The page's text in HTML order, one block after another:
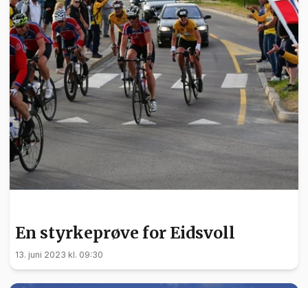
En styrkeprøve for Eidsvoll
13. juni 2023 kl. 09:30